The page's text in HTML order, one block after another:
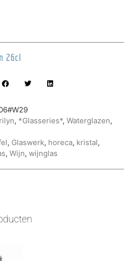
26cl
, *Glasseries*, Waterglazen,
, Glaswerk, horeca, kristal,
, Wijn, wijnglas